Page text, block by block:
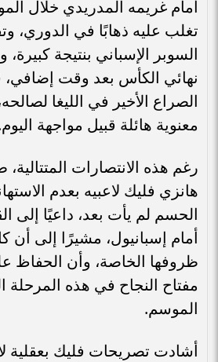
أمام غريمه المدريدي خلال
تغلب عليه ذهابًا في الدوري،
السوبر الإسباني بنتيجة
نهائي الكأس بعد وقت
الصراع الأخير في الليغا
معنوية هائلة قبيل مواجهة
رغم هذه الانتصارات
هانزي فليك لاعبيه بعدم
الحسم لم يأت بعد، داعيًا إلى
أمام إسبانيول، مشيرًا إلى أن
ظروفها الخاصة، وأن الحفاظ
مفتاح النجاح في هذه
الموسم.
أشادت تصريحات فليك بعقلية